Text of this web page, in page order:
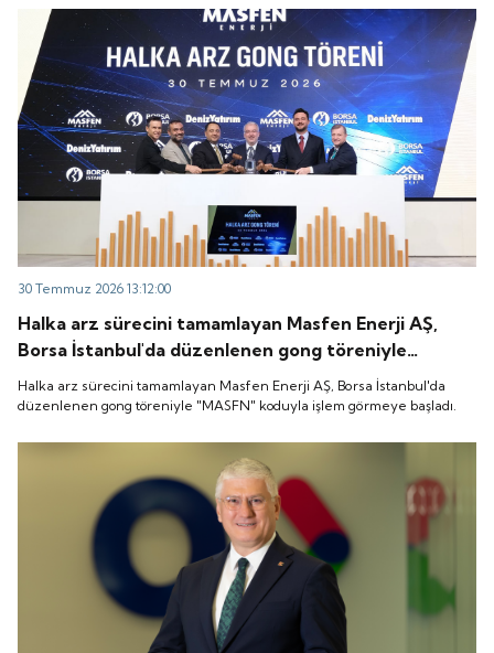
30 Temmuz 2026 13:12:00
Halka arz sürecini tamamlayan Masfen Enerji AŞ,
Borsa İstanbul'da düzenlenen gong töreniyle
"MASFN" koduyla işlem görmeye başladı.
Halka arz sürecini tamamlayan Masfen Enerji AŞ, Borsa İstanbul'da
düzenlenen gong töreniyle "MASFN" koduyla işlem görmeye başladı.